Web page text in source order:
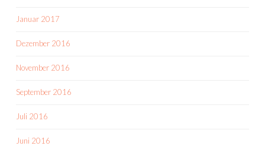
Januar 2017
Dezember 2016
November 2016
September 2016
Juli 2016
Juni 2016